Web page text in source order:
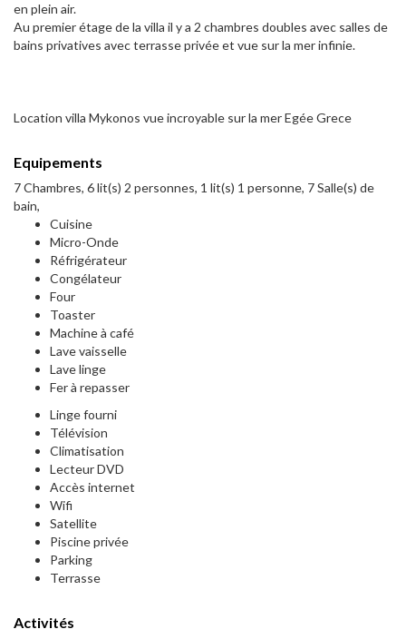
en plein air.
Au premier étage de la villa il y a 2 chambres doubles avec salles de
bains privatives avec terrasse privée et vue sur la mer infinie.
Location villa Mykonos vue incroyable sur la mer Egée Grece
Equipements
7 Chambres, 6 lit(s) 2 personnes, 1 lit(s) 1 personne, 7 Salle(s) de
bain,
Cuisine
Micro-Onde
Réfrigérateur
Congélateur
Four
Toaster
Machine à café
Lave vaisselle
Lave linge
Fer à repasser
Linge fourni
Télévision
Climatisation
Lecteur DVD
Accès internet
Wifi
Satellite
Piscine privée
Parking
Terrasse
Activités